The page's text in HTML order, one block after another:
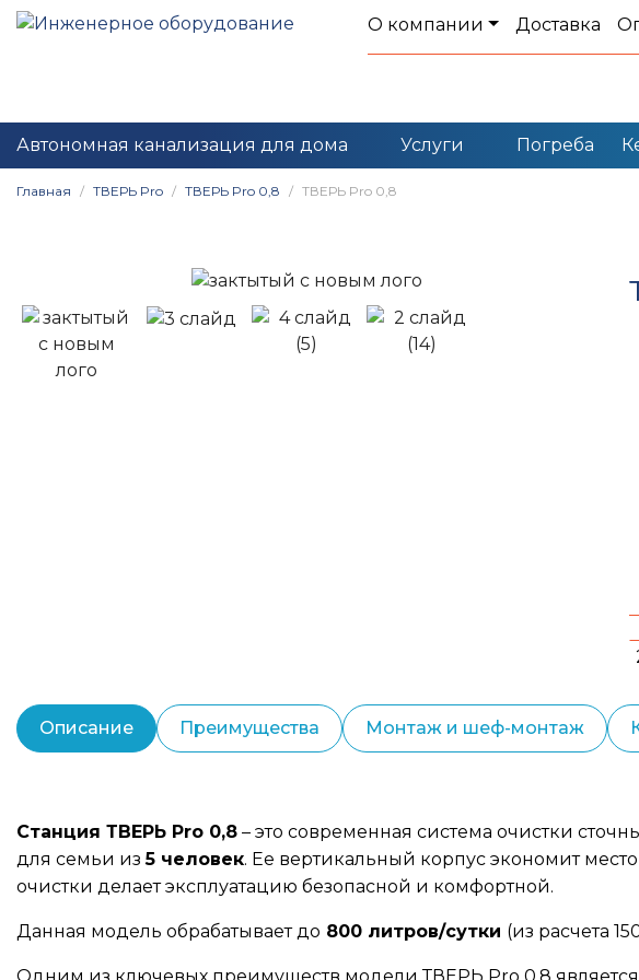
О компании Доставка
Автономная канализация для дома Услуги Погреба
Главная ТВЕРЬ Pro ТВЕРЬ Pro 0,8 ТВЕРЬ Pro 0,8
Описание Преимущества Монтаж и шеф-монтаж
Станция ТВЕРЬ Pro 0,8 – это современная система очистки
для семьи из5 человек. Ее вертикальный корпус экономит место
очистки делает эксплуатацию безопасной и комфортной.
Данная модель обрабатывает до 800 литров/сутки (из расчета